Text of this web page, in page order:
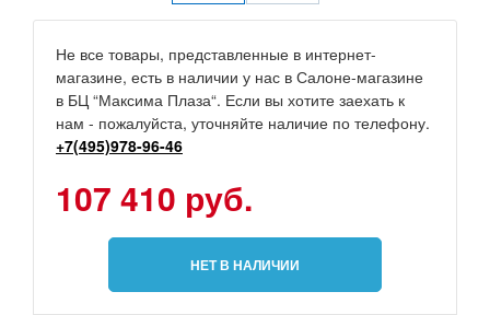
Не все товары, представленные в интернет-
магазине, есть в наличии у нас в Салоне-магазине
в БЦ “Максима Плаза“. Если вы хотите заехать к
нам - пожалуйста, уточняйте наличие по телефону.
+7(495)978-96-46
107 410 руб.
НЕТ В НАЛИЧИИ